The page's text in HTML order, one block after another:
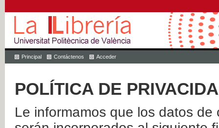
Principal Contáctenos Acceder
POLÍTICA DE
Le informamos que los datos